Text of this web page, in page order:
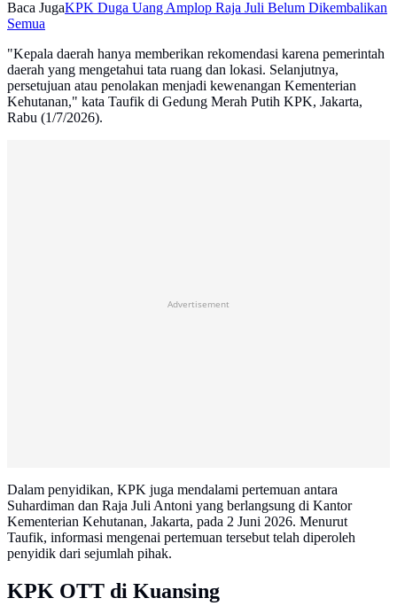
Baca JugaKPK Duga Uang Amplop Raja Juli Belum Dikembalikan
Semua
"Kepala daerah hanya memberikan rekomendasi karena pemerintah
daerah yang mengetahui tata ruang dan lokasi. Selanjutnya,
persetujuan atau penolakan menjadi kewenangan Kementerian
Kehutanan," kata Taufik di Gedung Merah Putih KPK, Jakarta,
Rabu (1/7/2026).
Advertisement
Dalam penyidikan, KPK juga mendalami pertemuan antara
Suhardiman dan Raja Juli Antoni yang berlangsung di Kantor
Kementerian Kehutanan, Jakarta, pada 2 Juni 2026. Menurut
Taufik, informasi mengenai pertemuan tersebut telah diperoleh
penyidik dari sejumlah pihak.
KPK OTT di Kuansing